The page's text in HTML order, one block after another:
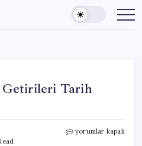
Getirileri Tarih
Japonya’da
yorumlar kapalı